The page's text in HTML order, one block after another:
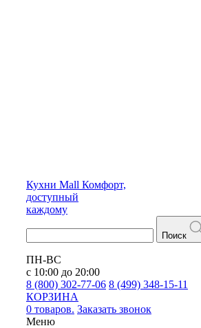
Кухни Mall Комфорт,
доступный
каждому
Поиск
ПН-ВС
с 10:00 до 20:00
8 (800) 302-77-06 8 (499) 348-15-11
КОРЗИНА
0 товаров. Заказать звонок
Меню